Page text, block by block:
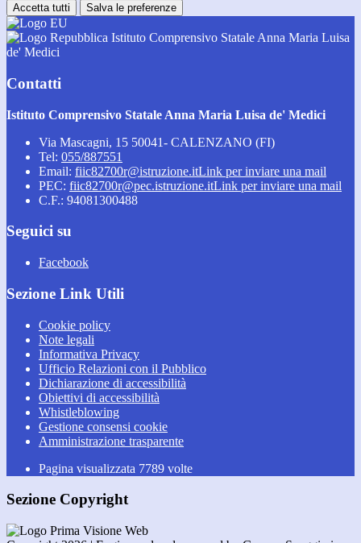
Accetta tutti Salva le preferenze
Istituto Comprensivo Statale Anna Maria Luisa
de' Medici
Contatti
Istituto Comprensivo Statale Anna Maria Luisa de' Medici
Via Mascagni, 15 50041- CALENZANO (FI)
Tel: 055/887551
Email: fiic82700r@istruzione.itLink per inviare una mail
PEC: fiic82700r@pec.istruzione.itLink per inviare una mail
C.F.: 94081300488
Seguici su
Facebook
Sezione Link Utili
Cookie policy
Note legali
Informativa Privacy
Ufficio Relazioni con il Pubblico
Dichiarazione di accessibilità
Obiettivi di accessibilità
Whistleblowing
Gestione consensi cookie
Amministrazione trasparente
Pagina visualizzata 7789 volte
Sezione Copyright